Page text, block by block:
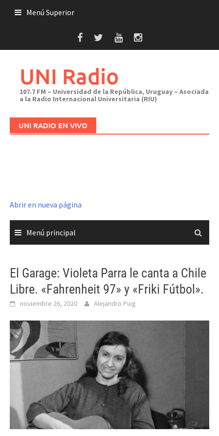
Menú Superior
UNI Radio
107.7 FM – Universidad de la República, Uruguay – Asociada
a la Radio Internacional Universitaria (RIU)
UNI RADIO EN VIVO
Abrir en nueva página
Menú principal
El Garage: Violeta Parra le canta a Chile
Libre. «Fahrenheit 97» y «Friki Fútbol».
noviembre 26, 2020 Alejandro Puig